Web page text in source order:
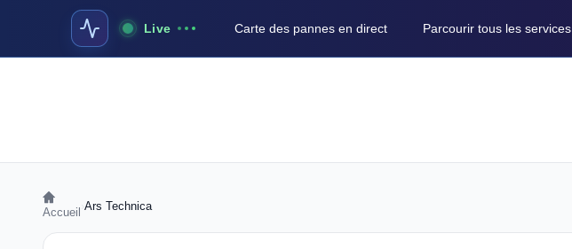
Live Carte des pannes en direct Parcourir tous les services
Accueil Ars Technica